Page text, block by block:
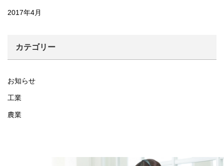
2017年4月
カテゴリー
お知らせ
工業
農業